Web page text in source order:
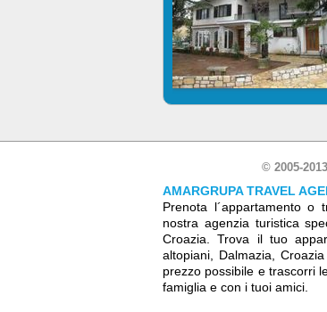
© 2005-
AMARGRUPA TRAVEL
Prenota l´appartamento
nostra agenzia turistica
Croazia. Trova il tuo
altopiani, Dalmazia,
prezzo possibile e trascorri
famiglia e con i tuoi amici.